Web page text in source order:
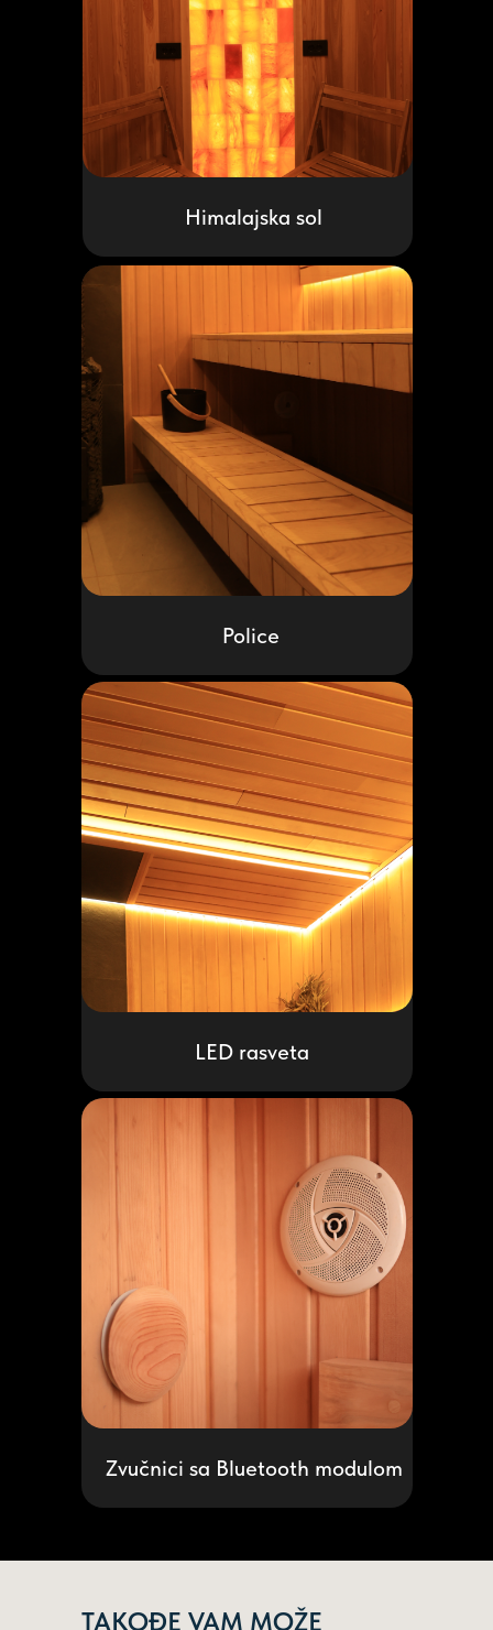
Zvučnici sa Bluetooth modulom
Himalajska sol
LED rasveta
Police
TAKOĐE VAM MOŽE
ZAKAŽI POZIV